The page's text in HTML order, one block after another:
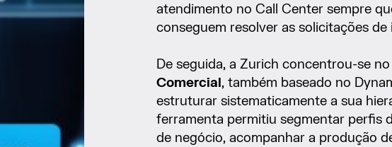
atendimento no Call Center sempre
conseguem resolver as solicitações de
De seguida, a Zurich concentrou-se
Comercial, também baseado no
estruturar sistematicamente a sua
ferramenta permitiu segmentar perfis
de negócio, acompanhar a produção